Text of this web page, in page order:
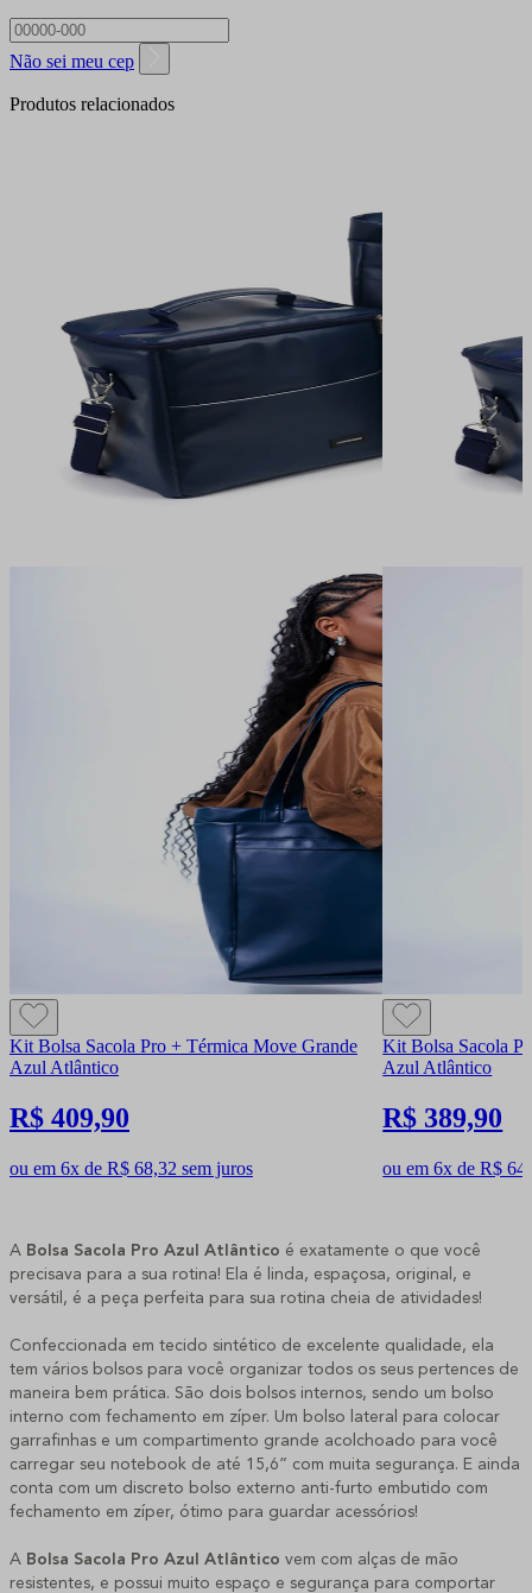
Não sei meu cep
Produtos relacionados
Kit Bolsa Sacola Pro + Térmica Move Grande
Azul Atlântico
R$ 409,90
ou em 6x de R$ 68,32 sem juros
Kit Bolsa Sacola
Azul Atlântico
R$ 389,90
ou em 6x de R$
A Bolsa Sacola Pro Azul Atlântico é exatamente o que você
precisava para a sua rotina! Ela é linda, espaçosa, original, e
versátil, é a peça perfeita para sua rotina cheia de atividades!
Confeccionada em tecido sintético de excelente qualidade, ela
tem vários bolsos para você organizar todos os seus pertences de
maneira bem prática. São dois bolsos internos, sendo um bolso
interno com fechamento em zíper. Um bolso lateral para colocar
garrafinhas e um compartimento grande acolchoado para você
carregar seu notebook de até 15,6” com muita segurança. E ainda
conta com um discreto bolso externo anti-furto embutido com
fechamento em zíper, ótimo para guardar acessórios!
A Bolsa Sacola Pro Azul Atlântico vem com alças de mão
resistentes, e possui muito espaço e segurança para comportar